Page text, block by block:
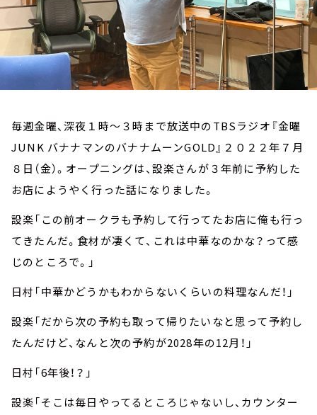
毎週金曜、深夜１時～３時まで放送中のTBSラジオ『金曜
JUNK バナナマンのバナナムーンGOLD』２０２２年７月
８日（金）。オープニングは、設楽さんが３年前に予約した
お店にようやく行った話になりました。
設楽「この前オークラも予約して行ってたお店に俺も行っ
てきたんだ。食材が凄くて、これは中華なのかな？って感
じのところで。」
日村「中華かどうかもわからないくらいの料理なんだ！」
設楽「だから次の予約も取って帰りたいなと思って予約し
たんだけど、なんと次の予約が2028年の12月！」
日村「6年後！？」
設楽「そこは毎日やってるところじゃないし、カウンター